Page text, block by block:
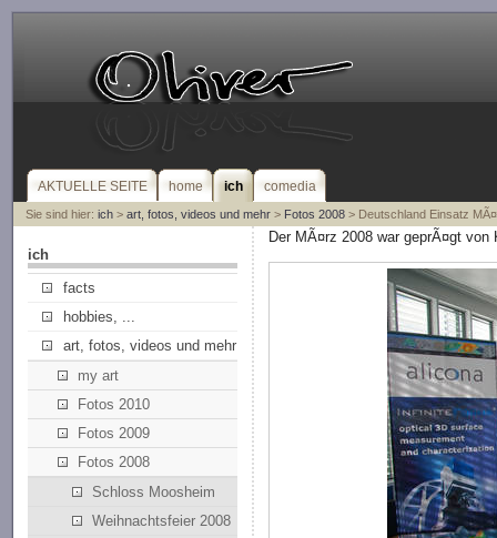
AKTUELLE SEITE home ich comedia
Sie sind hier: ich> art, fotos, videos und mehr> Fotos 2008> Deutschland Einsatz
ich
facts
hobbies, ...
art, fotos, videos und mehr
my art
Fotos 2010
Fotos 2009
Fotos 2008
Schloss Moosheim
Weihnachtsfeier 2008
Der MÃ¤rz 2008 war geprÃ¤gt